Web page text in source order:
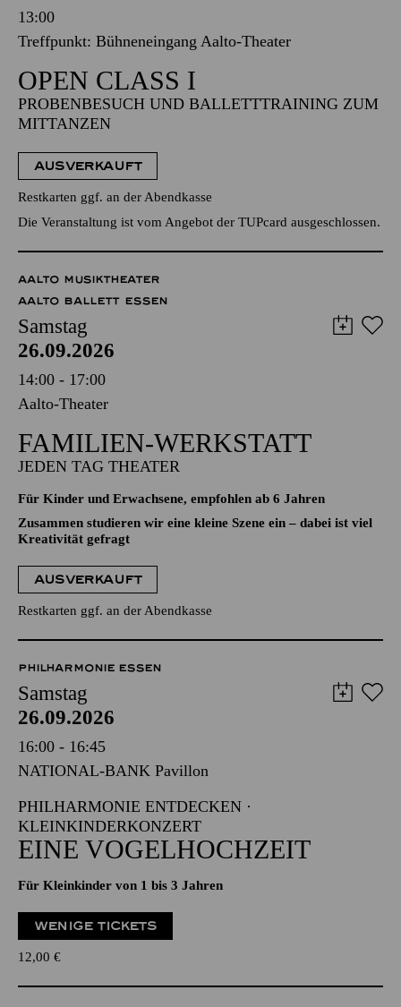
13:00
Treffpunkt: Bühneneingang Aalto-Theater
OPEN CLASS I
PROBENBESUCH UND BALLETTTRAINING ZUM
MITTANZEN
AUSVERKAUFT
Restkarten ggf. an der Abendkasse
Die Veranstaltung ist vom Angebot der TUPcard ausgeschlossen.
AALTO MUSIKTHEATER
AALTO BALLETT ESSEN
Samstag
26.09.2026
14:00 - 17:00
Aalto-Theater
FAMILIEN-WERKSTATT
JEDEN TAG THEATER
Für Kinder und Erwachsene, empfohlen ab 6 Jahren
Zusammen studieren wir eine kleine Szene ein – dabei ist viel
Kreativität gefragt
AUSVERKAUFT
Restkarten ggf. an der Abendkasse
PHILHARMONIE ESSEN
Samstag
26.09.2026
16:00 - 16:45
NATIONAL-BANK Pavillon
PHILHARMONIE ENTDECKEN ·
KLEINKINDERKONZERT
EINE VOGELHOCHZEIT
Für Kleinkinder von 1 bis 3 Jahren
WENIGE TICKETS
12,00 €